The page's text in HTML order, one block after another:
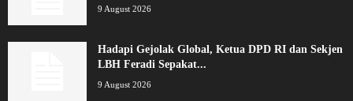
9 August 2026
Hadapi Gejolak Global, Ketua DPD RI dan Sekjen
LBH Feradi Sepakat...
9 August 2026